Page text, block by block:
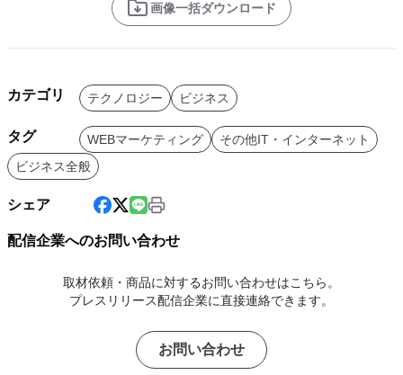
画像一括ダウンロード
カテゴリ テクノロジー ビジネス
タグ WEBマーケティング
その他IT・インターネット
ビジネス全般
シェア
配信企業へのお問い合わせ
取材依頼・商品に対するお問い合わせはこちら。
プレスリリース配信企業に直接連絡できます。
お問い合わせ